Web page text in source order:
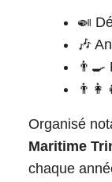
🍛
🎶
👨‍🍳
Organisé
Maritime
chaque